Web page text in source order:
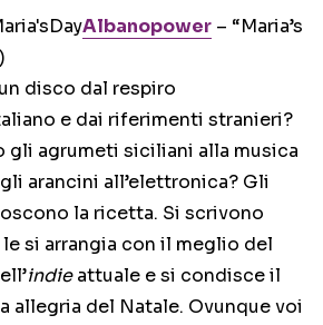
Albanopower – “Maria’s
disco dal respiro
e dai riferimenti stranieri?
gli agrumeti siciliani alla musica
arancini all’elettronica? Gli
la ricetta. Si scrivono
si arrangia con il meglio del
indieattuale e si condisce il
allegria del Natale. Ovunque voi